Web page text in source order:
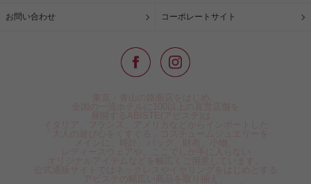
お問い合わせ コーポレートサイト